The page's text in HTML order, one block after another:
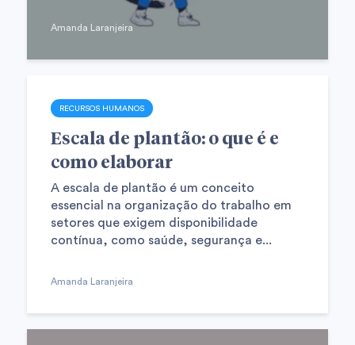
Amanda Laranjeira
RECURSOS HUMANOS
Escala de plantão: o que é e
como elaborar
A escala de plantão é um conceito
essencial na organização do trabalho em
setores que exigem disponibilidade
contínua, como saúde, segurança e...
Amanda Laranjeira